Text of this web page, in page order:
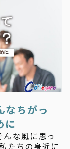
なちがっ
に
な風に思っ
たちの身近に